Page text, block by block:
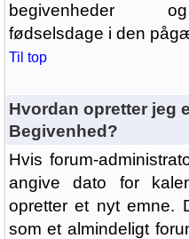
begivenheder
fødselsdage i den
Til top
Hvordan opretter jeg
Begivenhed?
Hvis forum-
angive dato for
opretter et nyt emne.
som et almindeligt